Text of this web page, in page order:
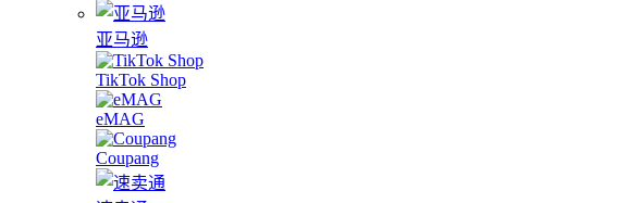
亚马逊
TikTok Shop
eMAG
Coupang